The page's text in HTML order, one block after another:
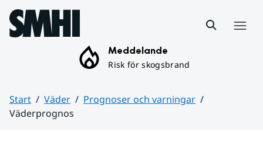
Hoppa till sidans innehåll
Meddelande
Risk för skogsbrand
Start Väder
Prognoser och varningar
Väderprognos